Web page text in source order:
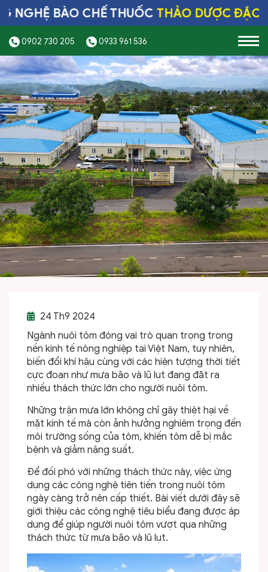
BÀO CHẾ THUỐCTHẢO DƯỢC ĐẶC TRỊ
0902 730 205 0933 961 536
24 Th9 2024
Ngành nuôi tôm đóng vai trò quan trọng trong
nền kinh tế nông nghiệp tại Việt Nam, tuy nhiên,
biến đổi khí hậu cùng với các hiện tượng thời tiết
cực đoan như mưa bão và lũ lụt đang đặt ra
nhiều thách thức lớn cho người nuôi tôm.
Những trận mưa lớn không chỉ gây thiệt hại về
mặt kinh tế mà còn ảnh hưởng nghiêm trọng đến
môi trường sống của tôm, khiến tôm dễ bị mắc
bệnh và giảm năng suất.
Để đối phó với những thách thức này, việc ứng
dụng các công nghệ tiên tiến trong nuôi tôm
ngày càng trở nên cấp thiết. Bài viết dưới đây sẽ
giới thiệu các công nghệ tiêu biểu đang được áp
dụng để giúp người nuôi tôm vượt qua những
thách thức từ mưa bão và lũ lụt.